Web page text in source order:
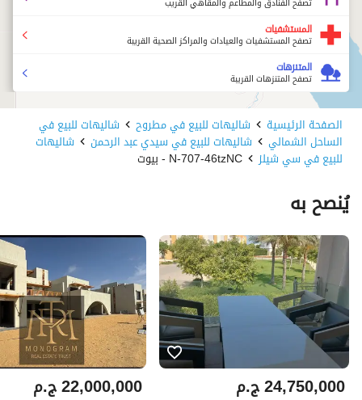
المستشفيات
تصفح المستشفيات والعيادات والمراكز الصحية القريبة
المتنزهات
تصفح المتنزهات القريبة
الصفحة الرئيسية شاليهات للبيع في مطروح شاليهات للبيع في
الساحل الشمالي شاليهات للبيع في سيدي عبد الرحمن شاليهات
للبيع في سي شيلز N-707-46tzNC - بيوت
يُنصح به
ج.م24,750,000 ج.م22,000,000